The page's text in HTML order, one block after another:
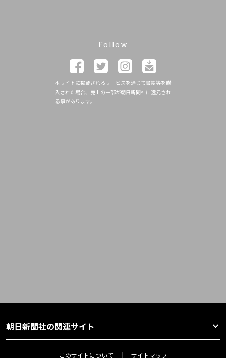
Follow
本サイトに掲載されるサービスを通じて書籍等を購
入された場合、売上の一部が朝日新聞社に還元され
る事があります。
朝日新聞社の関連サイト
このサイトについて サイトマップ